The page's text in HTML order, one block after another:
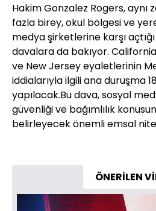
Hakim Gonzalez Rogers, aynı
fazla birey, okul bölgesi ve
medya şirketlerine karşı
davalara da bakıyor.
ve New Jersey eyaletlerinin
iddialarıyla ilgili ana duruşma
yapılacak.Bu dava, sosyal
güvenliği ve bağımlılık
belirleyecek önemli emsal
ÖNERİLEN